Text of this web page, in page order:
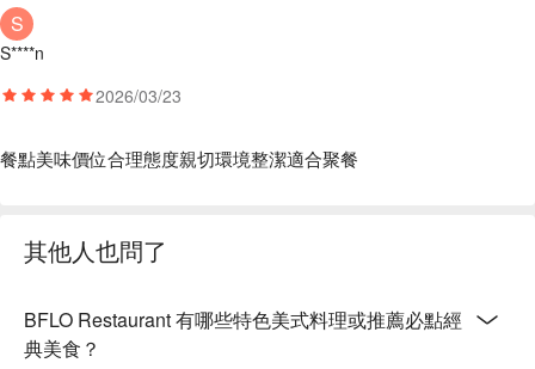
【紐約起司蛋糕】濃郁滑順，入口即化
【熱美式巧克布朗尼】濃郁的巧克力香氣，搭配溶化的巧克力
【芬提曼】天然植物萃取，氣泡細膩
【冰滴咖啡】冰涼爽口，咖啡香濃
S
S****n
2026/03/23
餐點美味價位合理態度親切環境整潔適合聚餐
其他人也問了
BFLO Restaurant 有哪些特色美式料理或推薦必點經
典美食？